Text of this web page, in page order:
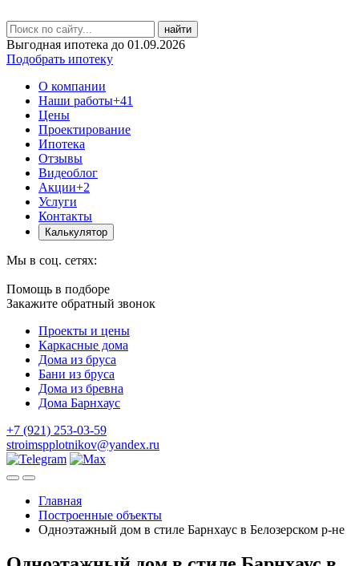
найти
Выгодная ипотека до 01.09.2026
Подобрать ипотеку
О компании
Наши работы+41
Цены
Проектирование
Ипотека
Отзывы
Видеоблог
Акции+2
Услуги
Контакты
Калькулятор
Мы в соц. сетях:
Помощь в подборе
Закажите обратный звонок
Проекты и цены
Каркасные дома
Дома из бруса
Бани из бруса
Дома из бревна
Дома Барнхаус
+7 (921) 253-03-59
stroimspplotnikov@yandex.ru
Главная
Построенные объекты
Одноэтажный дом в стиле Барнхаус в Белозерском р-не